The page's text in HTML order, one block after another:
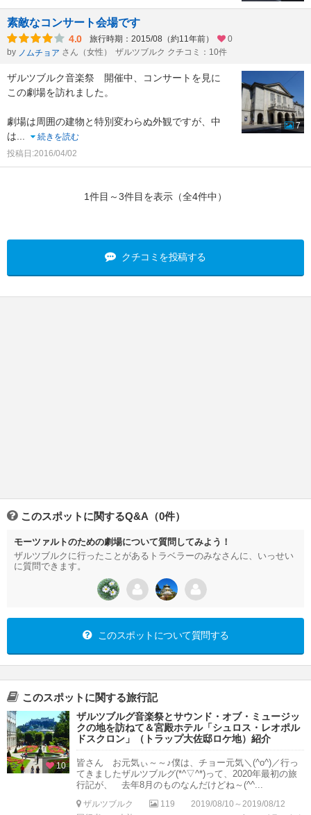
素敵なコンサート会場です
4.0 旅行時期：2015/08（約11年前）
0
by ノムチョア さん（女性） ザルツブルク クチコミ：10件
ザルツブルク音楽祭 開催中、コンサートを見に
この劇場を訪れました。
劇場は周囲の建物と特別変わらぬ外観ですが、中
は
続きを読む
投稿日:2016/04/02
7
1件目～3件目を表示（全4件中）
クチコミを投稿する
このスポットに関するQ&A（0件）
モーツァルトのための劇場について質問してみよう！
ザルツブルクに行ったことがあるトラベラーのみなさんに、いっせい
に質問できます。
このスポットについて質問する
このスポットに関する旅行記
10
ザルツブルグ音楽祭とサウンド・オブ・ミュージッ
クの地を訪ねて＆宮殿ホテル「シュロス・レオポル
ドスクロン」（トラップ大佐邸ロケ地）紹介
皆さん お元気ぃ～～♪僕は、チョー元気＼(^o^)／行っ
てきましたザルツブルグ(*^▽^*)って、2020年最初の旅
行記が、 去年8月のものなんだけどね～(^^...
ザルツブルク 119
2019/08/10～2019/08/12